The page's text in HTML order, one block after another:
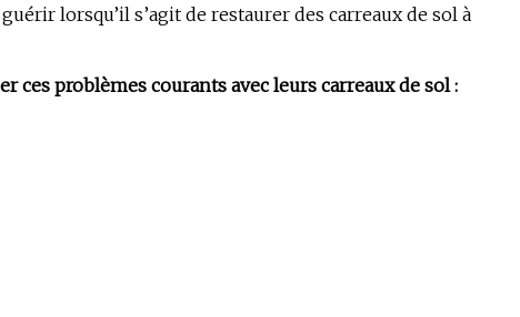
lorsqu’il s’agit de restaurer des carreaux de sol à
ces problèmes courants avec leurs carreaux de sol :